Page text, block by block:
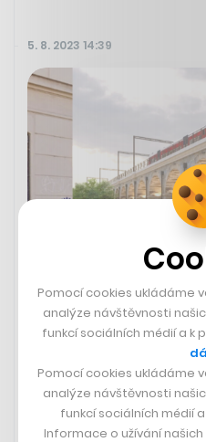
5. 8. 2023 14:39
Praha získala
oblouk pod
Hlavní město Praha v
na realizaci pilotního
zrekonstruovaného
správa komunikací (TSK)
Pomocí cookies ukládáme
analýze návštěvnosti
funkcí sociálních médií a k
Pomocí cookies ukládáme
analýze návštěvnosti
funkcí sociálních médií
Informace o užívání